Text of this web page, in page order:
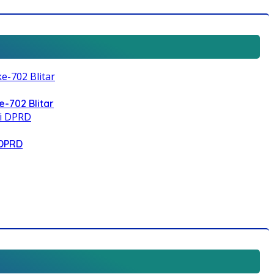
702 Blitar